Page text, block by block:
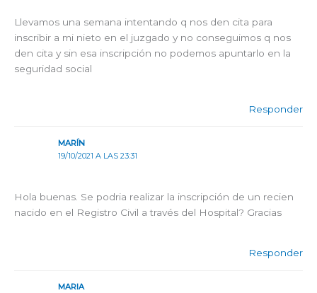
Llevamos una semana intentando q nos den cita para
inscribir a mi nieto en el juzgado y no conseguimos q nos
den cita y sin esa inscripción no podemos apuntarlo en la
seguridad social
Responder
MARÍN
19/10/2021 A LAS 23:31
Hola buenas. Se podria realizar la inscripción de un recien
nacido en el Registro Civil a través del Hospital? Gracias
Responder
MARIA